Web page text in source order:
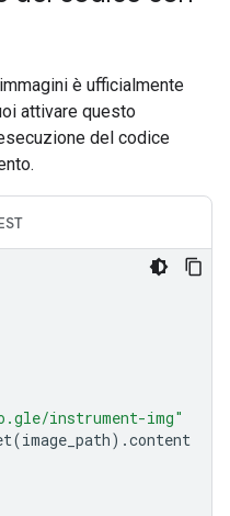
è ufficialmente
attivare questo
del codice
instrument-img"
(image_path) .content